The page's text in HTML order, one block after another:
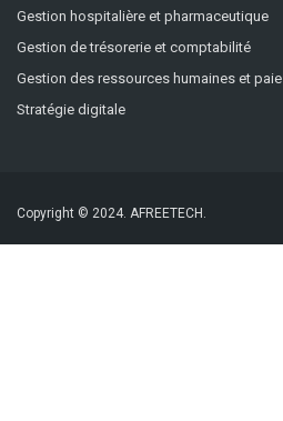
Gestion hospitalière et pharmaceutique
Gestion de trésorerie et comptabilité
Gestion des ressources humaines et paie
Stratégie digitale
Copyright © 2024. AFREETECH.